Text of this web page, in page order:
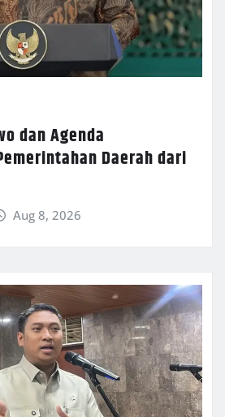
dan Agenda
Daerah dari
Aug 8, 2026